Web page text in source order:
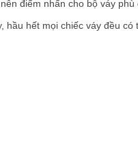
điểm nhấn cho bộ váy phù
hầu hết mọi chiếc váy đều